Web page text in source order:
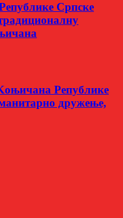
Српске
Републике
дружење,